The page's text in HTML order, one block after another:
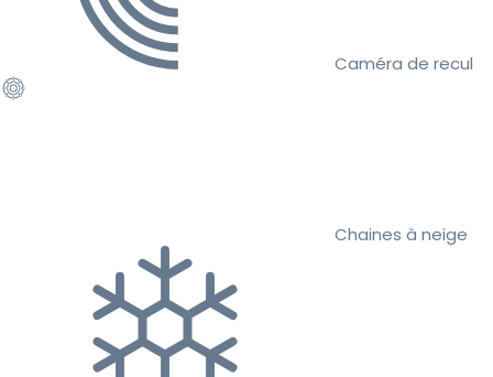
Caméra de recul
Chaines à neige